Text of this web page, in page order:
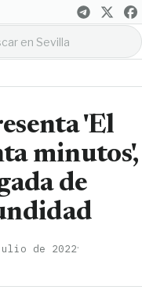
'El
minutos',
de
de 2022·